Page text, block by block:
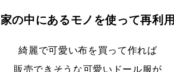
家の中にあるモノを使って再利用
綺麗で可愛い布を買って作れば
販売できそうな可愛いドール服が